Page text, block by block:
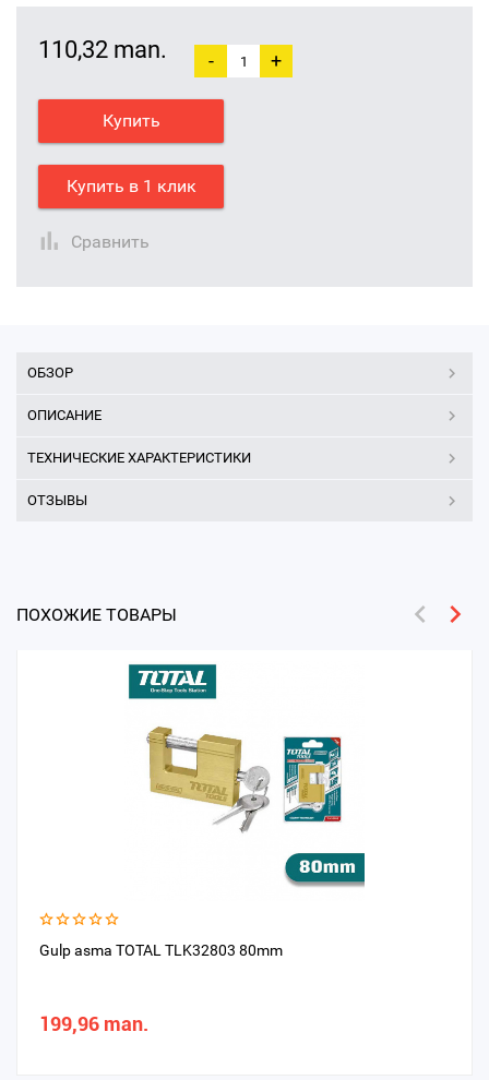
110,32 man. - +
Купить
Купить в 1 клик
Сравнить
ОБЗОР
ОПИСАНИЕ
ТЕХНИЧЕСКИЕ ХАРАКТЕРИСТИКИ
ОТЗЫВЫ
ПОХОЖИЕ ТОВАРЫ
Gulp asma TOTAL TLK32803 80mm
199,96 man.